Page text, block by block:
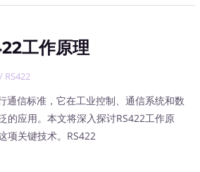
工作原理
/ RS422
通信标准，它在工业控制、通信系统和数
的应用。本文将深入探讨RS422工作原
项关键技术。RS422